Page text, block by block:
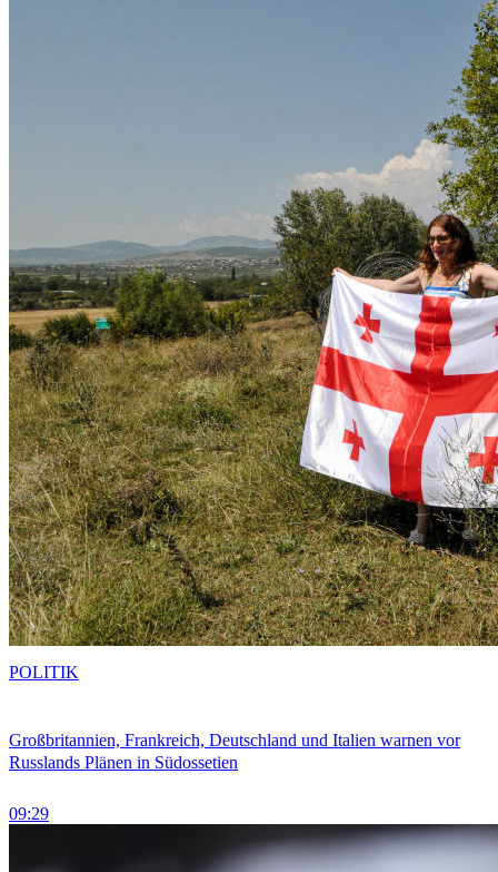
Großbritannien, Frankreich, Deutschland und Italien warnen vor
Russlands Plänen in Südossetien
09:29
POLITIK